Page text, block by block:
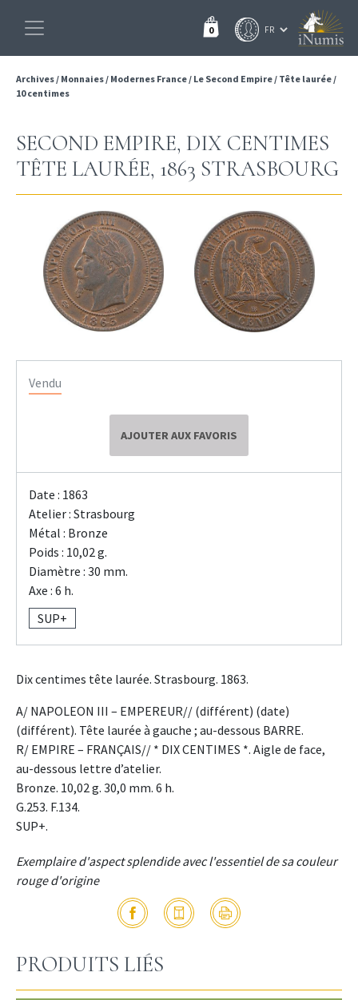
0
Archives/ Monnaies/ Modernes France/ Le Second Empire/ Tête laurée/
10 centimes
SECOND EMPIRE, DIX CENTIMES
TÊTE LAURÉE, 1863 STRASBOURG
Vendu
AJOUTER AUX FAVORIS
Date : 1863
Atelier : Strasbourg
Métal : Bronze
Poids : 10,02 g.
Diamètre : 30 mm.
Axe : 6 h.
SUP+
Dix centimes tête laurée. Strasbourg. 1863.
A/ NAPOLEON III – EMPEREUR// (différent) (date)
(différent). Tête laurée à gauche ; au-dessous BARRE.
R/ EMPIRE – FRANÇAIS// * DIX CENTIMES *. Aigle de face,
au-dessous lettre d’atelier.
Bronze. 10,02 g. 30,0 mm. 6 h.
G.253. F.134.
SUP+.
Exemplaire d'aspect splendide avec l'essentiel de sa couleur
rouge d'origine
PRODUITS LIÉS